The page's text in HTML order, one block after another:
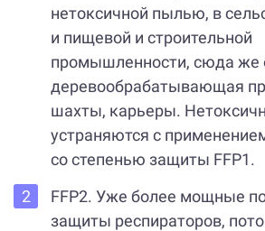
нетоксичной пылью, в
и пищевой и строительной
промышленности, сюда же
деревообрабатывающая
шахты, карьеры.
устраняются с
со степенью защиты FFP1.
FFP2. Уже более мощные
защиты респираторов,